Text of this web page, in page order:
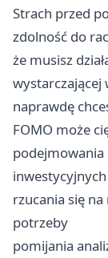
Strach przed
zdolność do
że musisz
wystarczającej
naprawdę
FOMO może
podejmowania
inwestycyjnych
rzucania się
potrzeby
pomijania